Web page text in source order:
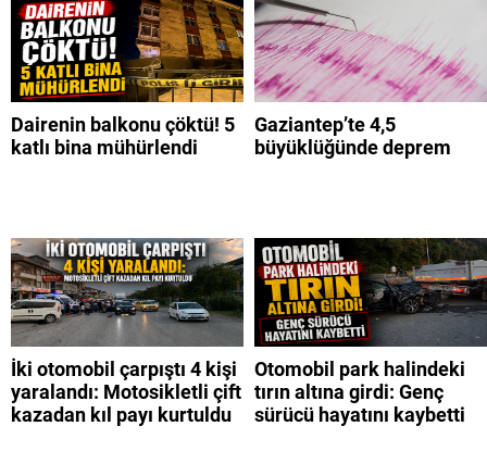
Dairenin balkonu çöktü! 5
katlı bina mühürlendi
Gaziantep’te 4,5
büyüklüğünde deprem
İki otomobil çarpıştı 4 kişi
yaralandı: Motosikletli çift
kazadan kıl payı kurtuldu
Otomobil park halindeki
tırın altına girdi: Genç
sürücü hayatını kaybetti